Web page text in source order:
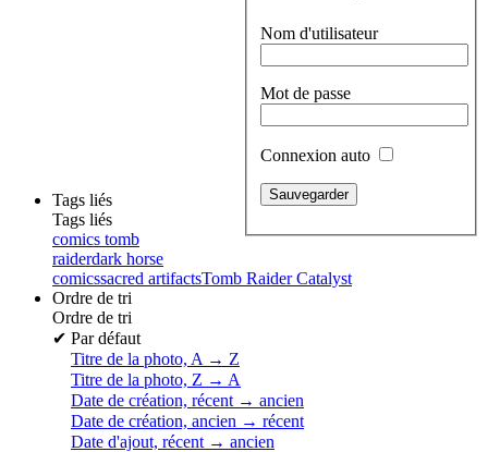
Nom d'utilisateur
Mot de passe
Connexion auto
Tags liés
Tags liés
comics tomb
raiderdark horse
comicssacred artifactsTomb Raider Catalyst
Ordre de tri
Ordre de tri
✔ Par défaut
Titre de la photo, A → Z
Titre de la photo, Z → A
Date de création, récent → ancien
Date de création, ancien → récent
Date d'ajout, récent → ancien